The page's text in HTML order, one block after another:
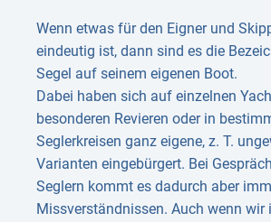
Wenn etwas für den Eigner und
eindeutig ist, dann sind es die
Segel auf seinem eigenen Boot.
Dabei haben sich auf einzelnen
besonderen Revieren oder in
Seglerkreisen ganz eigene, z. T.
Varianten eingebürgert. Bei
Seglern kommt es dadurch aber
Missverständnissen. Auch wenn wir